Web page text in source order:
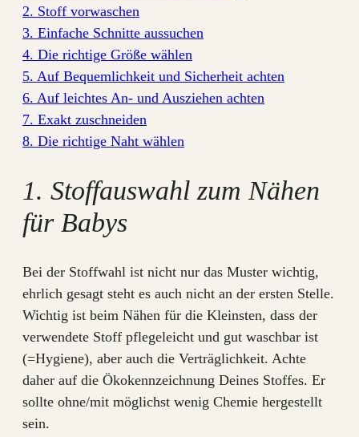
2. Stoff vorwaschen
3. Einfache Schnitte aussuchen
4. Die richtige Größe wählen
5. Auf Bequemlichkeit und Sicherheit achten
6. Auf leichtes An- und Ausziehen achten
7. Exakt zuschneiden
8. Die richtige Naht wählen
1. Stoffauswahl zum Nähen
für Babys
Bei der Stoffwahl ist nicht nur das Muster wichtig,
ehrlich gesagt steht es auch nicht an der ersten Stelle.
Wichtig ist beim Nähen für die Kleinsten, dass der
verwendete Stoff pflegeleicht und gut waschbar ist
(=Hygiene), aber auch die Verträglichkeit. Achte
daher auf die Ökokennzeichnung Deines Stoffes. Er
sollte ohne/mit möglichst wenig Chemie hergestellt
sein.